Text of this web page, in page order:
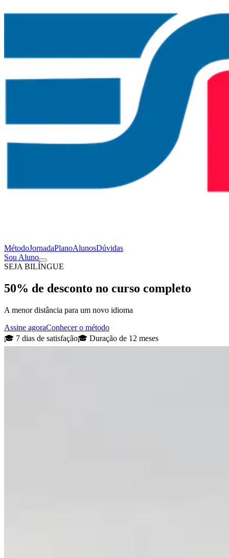
MétodoJornadaPlanoAlunosDúvidas
Sou Aluno
SEJA BILÍNGUE
50% de desconto no curso completo
A menor distância para um novo idioma
Assine agoraConhecer o método
🎓 7 dias de satisfação🎓 Duração de 12 meses